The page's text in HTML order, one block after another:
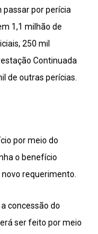
passar por perícia
1,1 milhão de
250 mil
Continuada
de outras perícias.
por meio do
o benefício
requerimento.
concessão do
ser feito por meio